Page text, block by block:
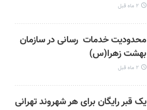
۲ ماه قبل
محدودیت خدمات رسانی در سازمان
بهشت زهرا(س)
۲ ماه قبل
یک قبر رایگان برای هر شهروند تهرانی